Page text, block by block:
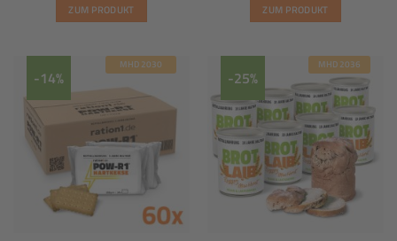
ZUM PRODUKT ZUM PRODUKT
-14%
MHD 2030
-25%
MHD 2036